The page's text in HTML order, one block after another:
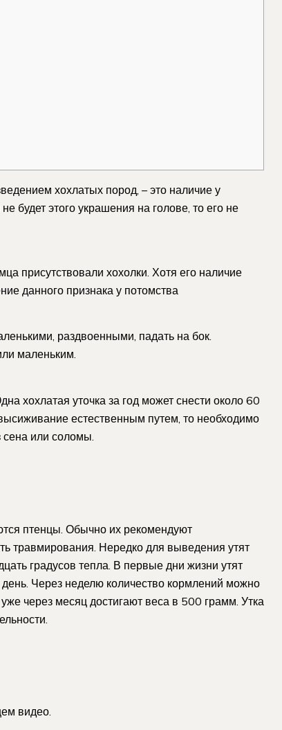
хохлатых пород, – это наличие у
будет этого украшения на голове, то его не
присутствовали хохолки. Хотя его наличие
данного признака у потомства
раздвоенными, падать на бок.
маленьким.
хохлатая уточка за год может снести около 60
естественным путем, то необходимо
сена или соломы.
птенцы. Обычно их рекомендуют
травмирования. Нередко для выведения утят
градусов тепла. В первые дни жизни утят
Через неделю количество кормлений можно
через месяц достигают веса в 500 грамм. Утка
видео.